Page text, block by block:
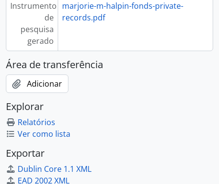
Instrumento
de
pesquisa
gerado
marjorie-m-halpin-fonds-private-
records.pdf
Área de transferência
Adicionar
Explorar
Relatórios
Ver como lista
Exportar
Dublin Core 1.1 XML
EAD 2002 XML